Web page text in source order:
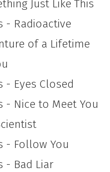
Just Like This
- Radioactive
of a Lifetime
- Eyes Closed
- Nice to Meet You
- Follow You
- Bad Liar